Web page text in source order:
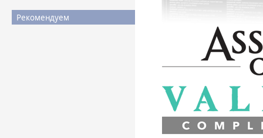
Рекомендуем